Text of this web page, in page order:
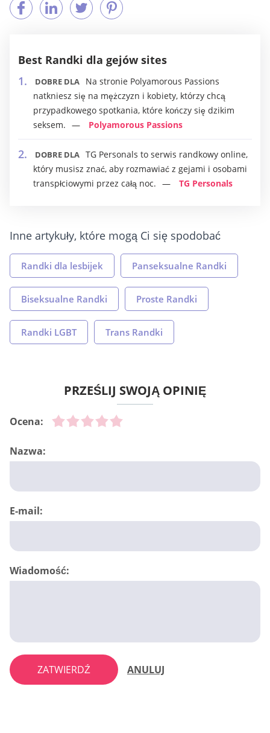
Best Randki dla gejów sites
DOBRE DLA
Na stronie Polyamorous Passions
natkniesz się na mężczyzn i kobiety, którzy chcą
przypadkowego spotkania, które kończy się dzikim
seksem.
Polyamorous Passions
DOBRE DLA TG Personals to serwis randkowy online,
który musisz znać, aby rozmawiać z gejami i osobami
transpłciowymi przez całą noc.
TG Personals
Inne artykuły, które mogą Ci się spodobać
Randki dla lesbijek Panseksualne Randki
Biseksualne Randki Proste Randki
Randki LGBT Trans Randki
PRZEŚLIJ SWOJĄ OPINIĘ
Ocena:
Nazwa:
E-mail:
Wiadomość:
ZATWIERDŹ ANULUJ